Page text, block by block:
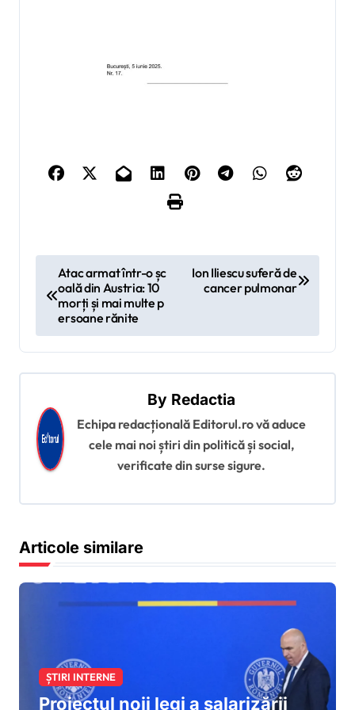
i
g
r
e
n
r
t
l
Atac armat într-o șc
oală din Austria: 10
morți și mai multe p
ersoane rănite
Ion Iliescu suferă de
cancer pulmonar
By Redactia
Echipa redacțională Editorul.ro vă aduce
cele mai noi știri din politică și social,
verificate din surse sigure.
Articole similare
ȘTIRI INTERNE
Proiectul noii legi a salarizării